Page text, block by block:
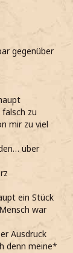
gegenüber
zu
mir zu viel
über
ein Stück
war
Ausdruck
denn meine*